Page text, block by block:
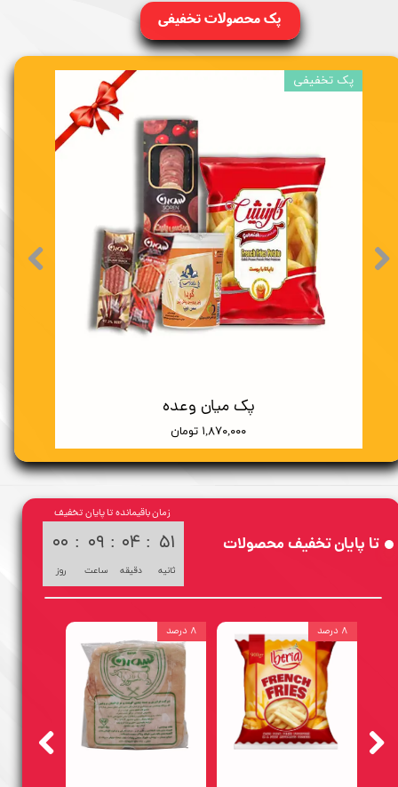
پک میان وعده
۱,۸۷۰,۰۰۰ تومان
پک تخفیفی
پک محصولات تخفیفی
تا پایان تخفیف محصولات ۰۰ :
روز
۰۹ :
ساعت
۰۴ :
دقیقه
۴۹
ثانیه
زمان باقیمانده تا پایان تخفیف
۸ درصد ۸ درصد